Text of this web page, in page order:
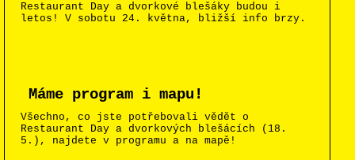
Restaurant Day a dvorkové blešáky budou i
letos! V sobotu 24. května, bližší info brzy.
Máme program i mapu!
Všechno, co jste potřebovali vědět o
Restaurant Day a dvorkových blešácích (18.
5.), najdete v programu a na mapě!